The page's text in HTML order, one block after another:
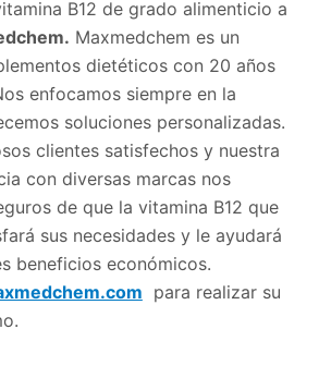
B12 de grado alimenticio a
Maxmedchem es un
dietéticos con 20 años
enfocamos siempre en la
soluciones personalizadas.
clientes satisfechos y nuestra
con diversas marcas nos
de que la vitamina B12 que
sus necesidades y le ayudará
beneficios económicos.
para realizar su